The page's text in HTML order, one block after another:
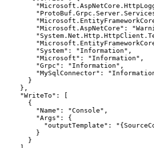
"Microsoft.AspNetCore":
        "System": "Information",
        "Microsoft": "Information",
        "Grpc": "Information",
"MySqlConnector":
      }
    },
    "WriteTo": [
      {
        "Name": "Console",
        "Args": {
"outputTemplate":
        }
      }